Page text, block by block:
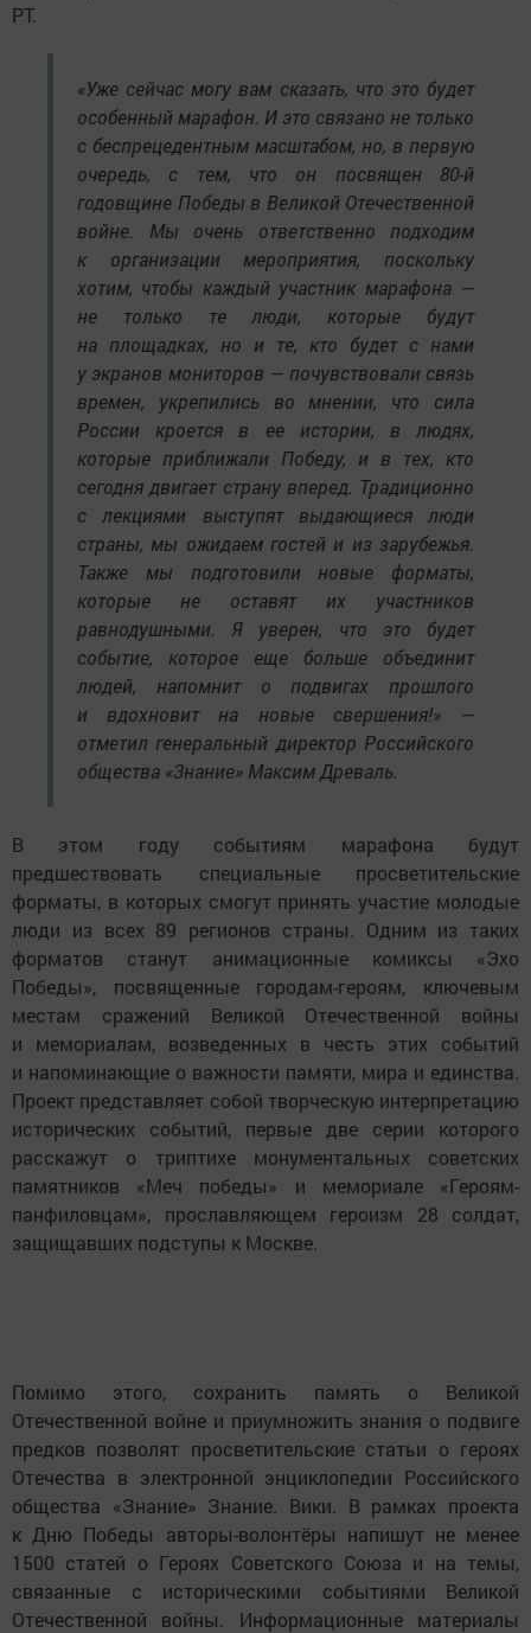
РТ.
«Уже сейчас могу вам сказать, что это будет
особенный марафон. И это связано не только
с беспрецедентным масштабом, но, в первую
очередь, с тем, что он посвящен 80-й
годовщине Победы в Великой Отечественной
войне. Мы очень ответственно подходим
к организации мероприятия, поскольку
хотим, чтобы каждый участник марафона —
не только те люди, которые будут
на площадках, но и те, кто будет с нами
у экранов мониторов — почувствовали связь
времен, укрепились во мнении, что сила
России кроется в ее истории, в людях,
которые приближали Победу, и в тех, кто
сегодня двигает страну вперед. Традиционно
с лекциями выступят выдающиеся люди
страны, мы ожидаем гостей и из зарубежья.
Также мы подготовили новые форматы,
которые не оставят их участников
равнодушными. Я уверен, что это будет
событие, которое еще больше объединит
людей, напомнит о подвигах прошлого
и вдохновит на новые свершения!» —
отметил генеральный директор Российского
общества «Знание» Максим Древаль.
В этом году событиям марафона будут
предшествовать специальные просветительские
форматы, в которых смогут принять участие молодые
люди из всех 89 регионов страны. Одним из таких
форматов станут анимационные комиксы «Эхо
Победы», посвященные городам-героям, ключевым
местам сражений Великой Отечественной войны
и мемориалам, возведенных в честь этих событий
и напоминающие о важности памяти, мира и единства.
Проект представляет собой творческую интерпретацию
исторических событий, первые две серии которого
расскажут о триптихе монументальных советских
памятников «Меч победы» и мемориале «Героям-
панфиловцам», прославляющем героизм 28 солдат,
защищавших подступы к Москве.
Помимо этого, сохранить память о Великой
Отечественной войне и приумножить знания о подвиге
предков позволят просветительские статьи о героях
Отечества в электронной энциклопедии Российского
общества «Знание» Знание. Вики. В рамках проекта
к Дню Победы авторы-волонтёры напишут не менее
1500 статей о Героях Советского Союза и на темы,
связанные с историческими событиями Великой
Отечественной войны. Информационные материалы